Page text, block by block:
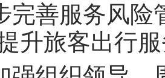
完善服务风险
升旅客出行